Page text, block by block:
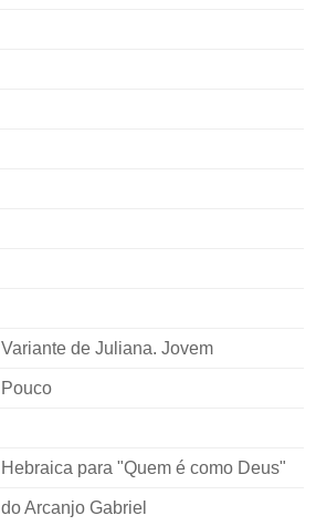
Variante de Juliana. Jovem
Pouco
Hebraica para "Quem é como Deus"
do Arcanjo Gabriel